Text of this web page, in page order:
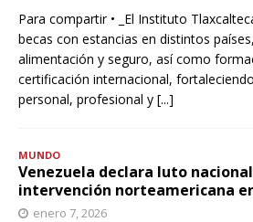
Para compartir • _El Instituto
becas con estancias en distintos
alimentación y seguro, así como
certificación internacional,
personal, profesional y [...]
MUNDO
Venezuela declara luto
intervención norteamericana
enero 7, 2026